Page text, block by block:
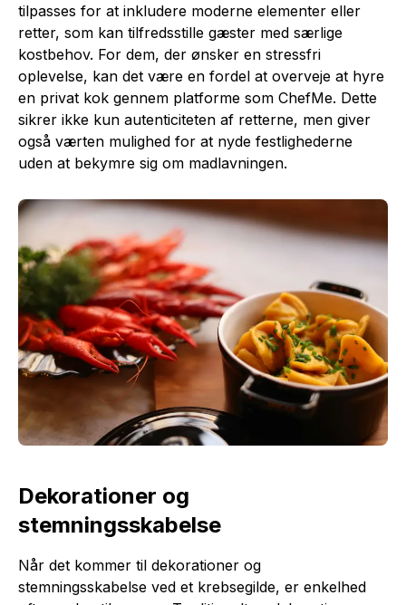
tilpasses for at inkludere moderne elementer eller
retter, som kan tilfredsstille gæster med særlige
kostbehov. For dem, der ønsker en stressfri
oplevelse, kan det være en fordel at overveje at hyre
en privat kok gennem platforme som ChefMe. Dette
sikrer ikke kun autenticiteten af retterne, men giver
også værten mulighed for at nyde festlighederne
uden at bekymre sig om madlavningen.
Dekorationer og
stemningsskabelse
Når det kommer til dekorationer og
stemningsskabelse ved et krebsegilde, er enkelhed